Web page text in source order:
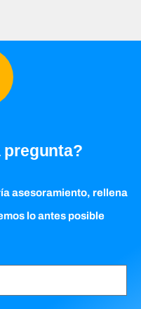
pregunta?
asesoramiento, rellena
lo antes posible